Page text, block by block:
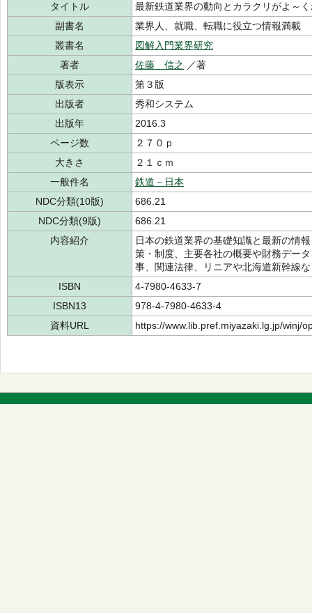
タイトル
最新鉄道業界の動向とカラクリがよ～
副書名
業界人、就職、転職に役立つ情報満載
叢書名
図解入門業界研究
著者
佐藤 信之 ／著
版表示
第３版
出版者
秀和システム
出版年
2016.3
ページ数
２７０ｐ
大きさ
２１ｃｍ
一般件名
鉄道－日本
NDC分類(10版)
686.21
NDC分類(9版)
686.21
内容紹介
日本の鉄道業界の基礎知識と最新の情
策・制度、主要各社の概要や財務デー
事、関連法律、リニアや北海道新幹線
ISBN
4-7980-4633-7
ISBN13
978-4-7980-4633-4
資料URL
https://www.lib.pref.miyazaki.lg.jp/winj/